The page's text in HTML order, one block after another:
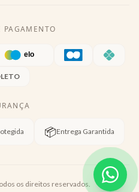
PAGAMENTO
📦Entrega Garantida
os direitos reservados.